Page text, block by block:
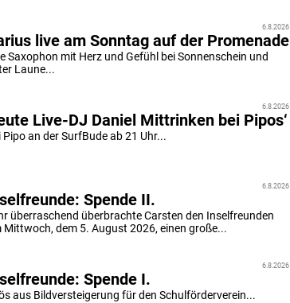
6.8.2026
live am Sonntag auf der Promenade
Saxophon mit Herz und Gefühl bei Sonnenschein und
Laune...
6.8.2026
Live-DJ Daniel Mittrinken bei Pipos‘
Pipo an der SurfBude ab 21 Uhr...
6.8.2026
Spende II.
überraschend überbrachte Carsten den Inselfreunden
Mittwoch, dem 5. August 2026, einen große...
6.8.2026
Spende I.
aus Bildversteigerung für den Schulförderverein...